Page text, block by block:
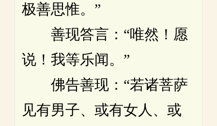
极善思惟。”
善现答言：“唯然！愿
说！我等乐闻。”
佛告善现：“若诸菩萨
见有男子、或有女人、或